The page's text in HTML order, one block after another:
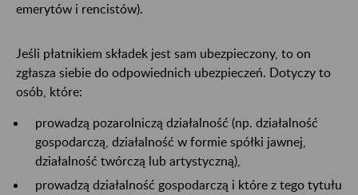
emerytów i rencistów).
Jeśli płatnikiem składek jest sam ubezpieczony, to on
zgłasza siebie do odpowiednich ubezpieczeń. Dotyczy to
osób, które:
prowadzą pozarolniczą działalność (np. działalność
gospodarczą, działalność w formie spółki jawnej,
działalność twórczą lub artystyczną),
prowadzą działalność gospodarczą i które z tego tytułu